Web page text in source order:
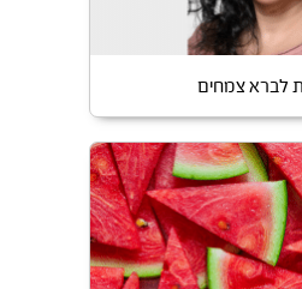
לברא צמחים